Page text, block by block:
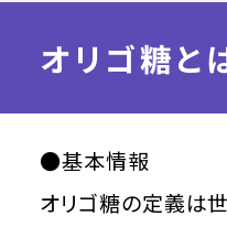
オリゴ糖と
●基本情報
オリゴ糖の定義は